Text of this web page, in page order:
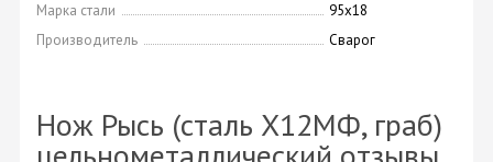
Марка стали
95х18
Производитель
Сварог
Нож Рысь (сталь Х12МФ, граб)